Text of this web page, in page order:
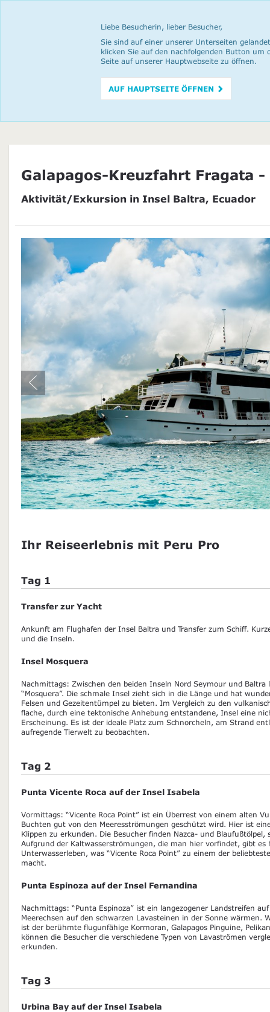
Liebe Besucherin, lieber Besucher,
Sie sind auf einer unserer Unterseiten
klicken Sie auf den nachfolgenden Button um
Seite auf unserer Hauptwebseite zu öffnen.
AUF HAUPTSEITE ÖFFNEN
Galapagos-Kreuzfahrt Fragata
Aktivität/Exkursion in Insel Baltra, Ecuador
Ihr Reiseerlebnis mit Peru Pro
Tag 1
Transfer zur Yacht
Ankunft am Flughafen der Insel Baltra und Transfer zum Schiff.
und die Inseln.
Insel Mosquera
Nachmittags: Zwischen den beiden Inseln Nord Seymour und Baltra
“Mosquera”. Die schmale Insel zieht sich in die Länge und hat
Felsen und Gezeitentümpel zu bieten. Im Vergleich zu den
flache, durch eine tektonische Anhebung entstandene, Insel eine
Erscheinung. Es ist der ideale Platz zum Schnorcheln, am Strand
aufregende Tierwelt zu beobachten.
Tag 2
Punta Vicente Roca auf der Insel Isabela
Vormittags: “Vicente Roca Point” ist ein Überrest von einem alten
Buchten gut von den Meeresströmungen geschützt wird. Hier ist
Klippen zu erkunden. Die Besucher finden Nazca- und Blaufußtölpel,
Aufgrund der Kaltwasserströmungen, die man hier vorfindet, gibt es
Unterwasserleben, was “Vicente Roca Point” zu einem der
macht.
Punta Espinoza auf der Insel Fernandina
Nachmittags: “Punta Espinoza” ist ein langezogener Landstreifen
Meerechsen auf den schwarzen Lavasteinen in der Sonne wärmen.
ist der berühmte flugunfähige Kormoran, Galapagos Pinguine,
können die Besucher die verschiedene Typen von Lavaströmen
erkunden.
Tag 3
Urbina Bay auf der Insel Isabela